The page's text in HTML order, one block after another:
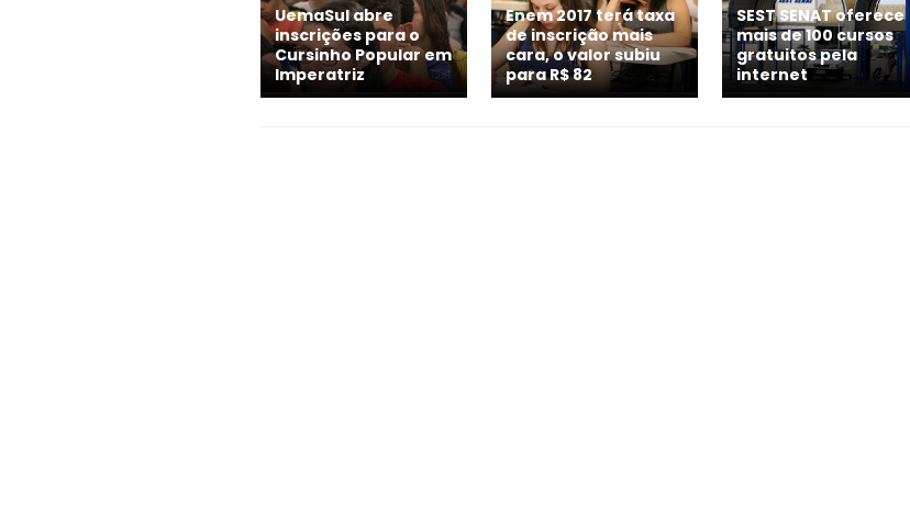
UemaSul abre
inscrições para o
Cursinho Popular em
Imperatriz
Enem 2017 terá taxa
de inscrição mais
cara, o valor subiu
para R$ 82
SEST SENAT oferece
mais de 100 cursos
gratuitos pela
internet